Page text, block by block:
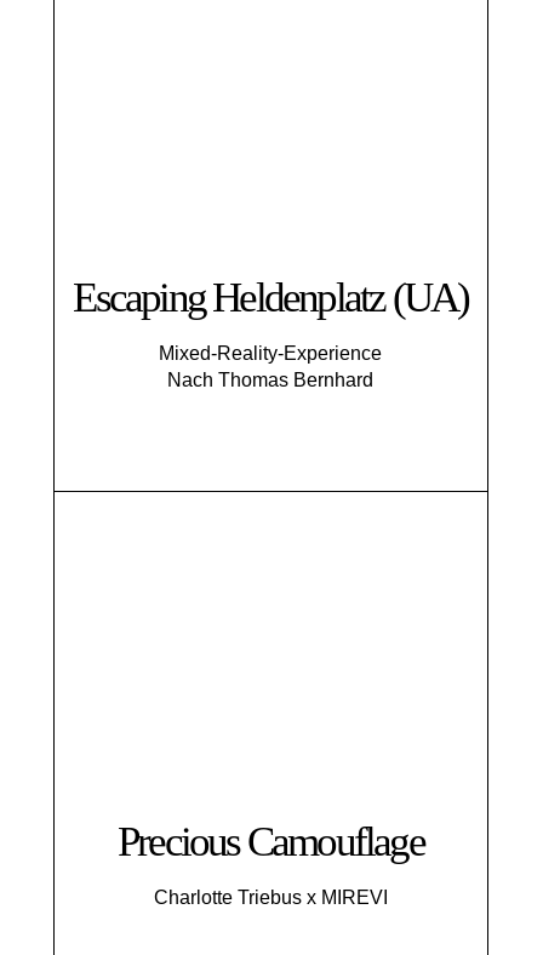
Escaping Helden­platz (UA)
Mixed-Reality-Experience
Nach Thomas Bernhard
Precious Camouflage
Charlotte Triebus x MIREVI